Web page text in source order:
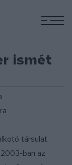
ismét
társulat
ban az